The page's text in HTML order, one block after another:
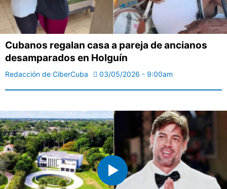
Cubanos regalan casa a pareja de ancianos
desamparados en Holguín
Redacción de CiberCuba 03/05/2026 - 9:00am